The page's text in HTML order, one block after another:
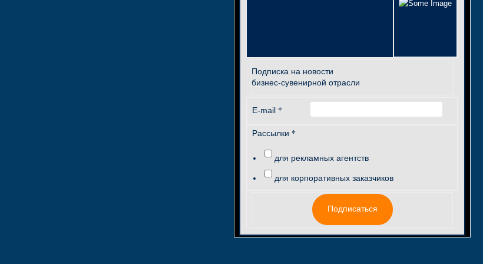
Подписка на новости
бизнес-сувенирной отрасли
E-mail *
Рассылки *
для рекламных агентств
для корпоративных заказчиков
Подписаться